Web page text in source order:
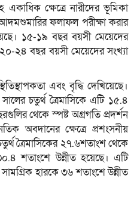
একাধিক ক্ষেত্রে নারীদের ভূমিকা
ফলাফল পরীক্ষা করার
১৫-১৯ বছর বয়সী মেয়েদের
২৪ বছর বয়সী মেয়েদের সংখ্যা
এবং বৃদ্ধি দেখিয়েছে।
চতুর্থ ত্রৈমাসিকে এটি ১৫.৪
থেকে স্পষ্ট অগ্রগতি প্রদর্শন
অবদানের ক্ষেত্রে প্রশংসনীয়
ত্রৈমাসিকের ২৭.৬শতাংশ থেকে
শতাংশে উন্নীত হয়েছে। এটি
হারকে ৩৬ শতাংশে উন্নীত